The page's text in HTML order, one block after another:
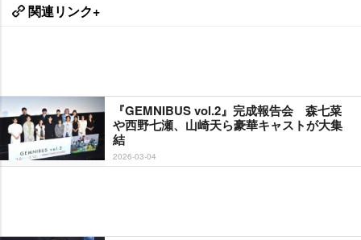
関連リンク+
『GEMNIBUS vol.2』完成報告会 森七菜
西野七瀬、山崎天ら豪華キャストが大集
結
2026-03-04